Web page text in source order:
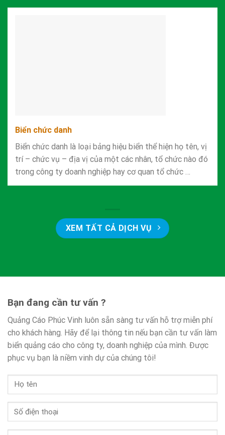
Biển chức danh
Biển chức danh là loại bảng hiệu biển thể hiện họ tên, vị
trí – chức vụ – địa vị của một các nhân, tổ chức nào đó
trong công ty doanh nghiệp hay cơ quan tổ chức …
XEM TẤT CẢ DỊCH VỤ
Bạn đang cần tư vấn ?
Quảng Cáo Phúc Vinh luôn sẵn sàng tư vấn hỗ trợ miễn phí
cho khách hàng. Hãy để lại thông tin nếu bạn cần tư vấn làm
biển quảng cáo cho công ty, doanh nghiệp của mình. Được
phục vụ bạn là niềm vinh dự của chúng tôi!